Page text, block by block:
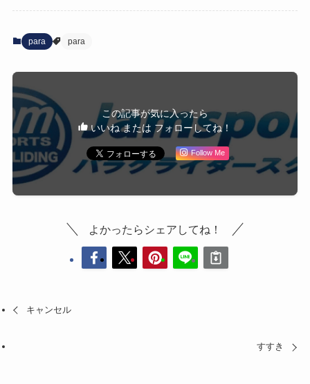
para para
この記事が気に入ったら
いいね または フォローしてね！
Follow Me
よかったらシェアしてね！
キャンセル
すすき